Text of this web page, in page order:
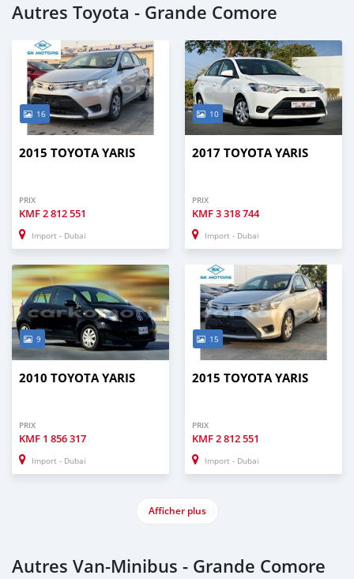
Autres Toyota - Grande Comore
16
2015 TOYOTA YARIS
PRIX
KMF2 812 551
Import - Dubai
10
2017 TOYOTA YARIS
PRIX
KMF3 318 744
Import - Dubai
9
2010 TOYOTA YARIS
PRIX
KMF 1 856 317
Import - Dubai
15
2015 TOYOTA YARIS
PRIX
KMF2 812 551
Import - Dubai
Afficher plus
Autres Van‒Minibus - Grande Comore